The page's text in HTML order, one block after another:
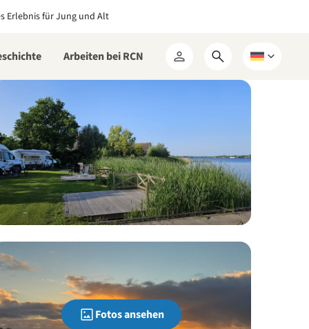
Erlebnis für Jung und Alt
Arbeiten bei RCN
Mein
RCN
Suchformular
öffnen
Wählen
eine
Fotos ansehen